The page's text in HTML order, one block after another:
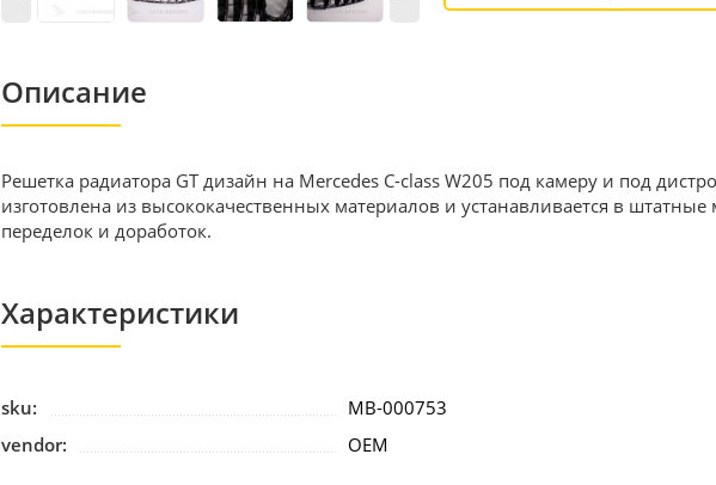
Описание
Решетка радиатора GT дизайн на Mercedes C-class W205 под камеру и под
изготовлена из высококачественных материалов и устанавливается в штатные
переделок и доработок.
Характеристики
sku:
MB-000753
vendor:
OEM